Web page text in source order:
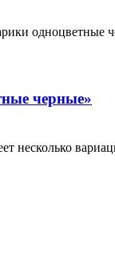
одноцветные
черные»
несколько